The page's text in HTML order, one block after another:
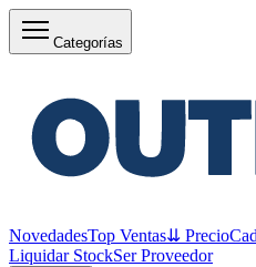
Categorías
NovedadesTop Ventas⇊ Precio
Liquidar StockSer Proveedor